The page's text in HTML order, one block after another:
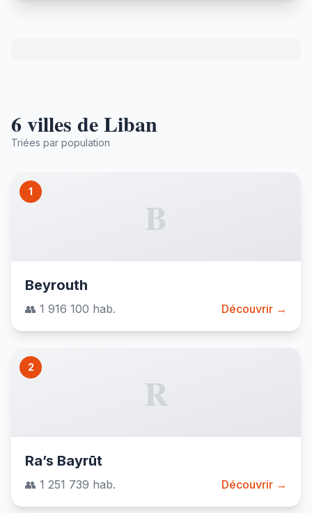
6 villes de Liban
Triées par population
1
B
Beyrouth
👥 1 916 100 hab. Découvrir →
2
R
Ra’s Bayrūt
👥 1 251 739 hab. Découvrir →